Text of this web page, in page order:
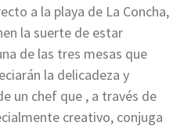
a la playa de La Concha,
la suerte de estar
de las tres mesas que
la delicadeza y
un chef que , a través de
creativo, conjuga